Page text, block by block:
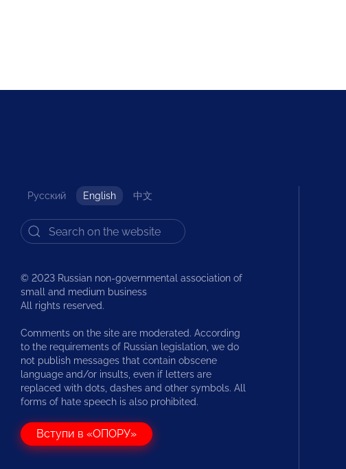
Русский English 中文
© 2023 Russian non-governmental association of
small and medium business
All rights reserved.
Comments on the site are moderated. According
to the requirements of Russian legislation, we do
not publish messages that contain obscene
language and/or insults, even if letters are
replaced with dots, dashes and other symbols. All
forms of hate speech is also prohibited.
Вступи в «ОПОРУ»